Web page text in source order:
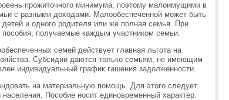
прожиточного минимума, поэтому малоимущими в
с разными доходами. Малообеспеченной может быть
и одного родителя или же полная семья. При
пособия, получаемые каждым участником семьи.
семей действует главная льгота на
Субсидии даются только семьям, не имеющим
индивидуальный график гашения задолженности.
на материальную помощь. Для этого следует
Пособие носит единовременный характер.